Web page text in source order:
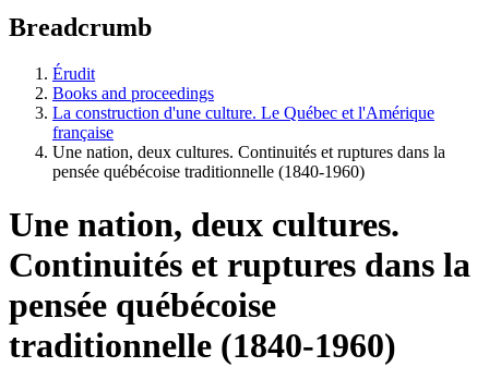
Breadcrumb
Érudit
Books and proceedings
La construction d'une culture. Le Québec et l'Amérique
française
Une nation, deux cultures. Continuités et ruptures dans la
pensée québécoise traditionnelle (1840-1960)
Une nation, deux cultures.
Continuités et ruptures dans la
pensée québécoise
traditionnelle (1840-1960)